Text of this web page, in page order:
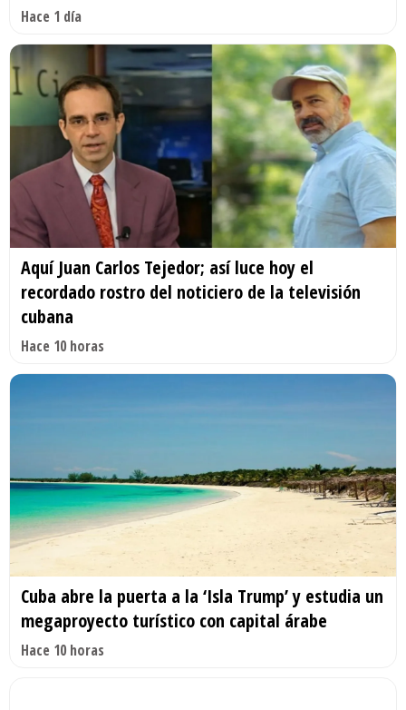
Hace 1 día
Aquí Juan Carlos Tejedor; así luce hoy el
recordado rostro del noticiero de la televisión
cubana
Hace 10 horas
Cuba abre la puerta a la ‘Isla Trump’ y estudia un
megaproyecto turístico con capital árabe
Hace 10 horas